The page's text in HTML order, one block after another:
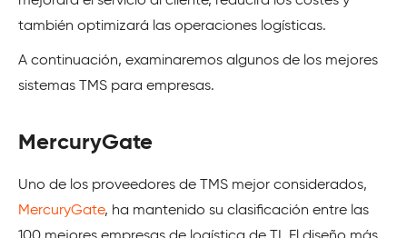
también optimizará las operaciones logísticas.
A continuación, examinaremos algunos de los mejores
sistemas TMS para empresas.
MercuryGate
Uno de los proveedores de TMS mejor considerados,
MercuryGate, ha mantenido su clasificación entre las